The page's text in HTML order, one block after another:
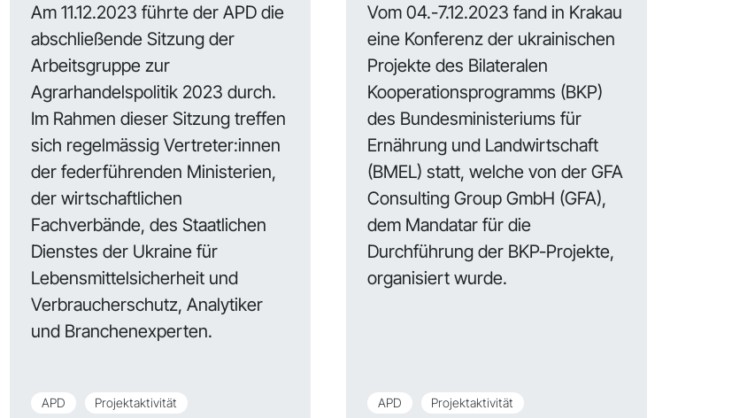
Am 11.12.2023 führte der APD die
abschließende Sitzung der
Arbeitsgruppe zur
Agrarhandelspolitik 2023 durch.
Im Rahmen dieser Sitzung treffen
sich regelmässig Vertreter:innen
der federführenden Ministerien,
der wirtschaftlichen
Fachverbände, des Staatlichen
Dienstes der Ukraine für
Lebensmittelsicherheit und
Verbraucherschutz, Analytiker
und Branchenexperten.
APD Projektaktivität
Vom 04.-7.12.2023 fand in Krakau
eine Konferenz der ukrainischen
Projekte des Bilateralen
Kooperationsprogramms (BKP)
des Bundesministeriums für
Ernährung und Landwirtschaft
(BMEL) statt, welche von der GFA
Consulting Group GmbH (GFA),
dem Mandatar für die
Durchführung der BKP-Projekte,
organisiert wurde.
APD Projektaktivität